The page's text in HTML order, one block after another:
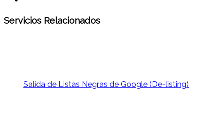
Servicios Relacionados
Salida de Listas Negras de Google (De-listing)